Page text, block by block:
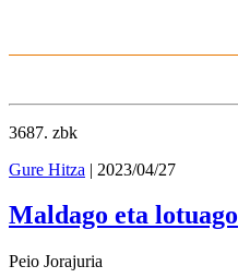
3687. zbk
Gure Hitza | 2023/04/27
Maldago eta lotuago
Peio Jorajuria